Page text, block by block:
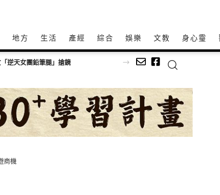
地方 生活 產經 綜合 娛樂 文教 身心𩆜
老師以生命經驗打造共學平台
商機